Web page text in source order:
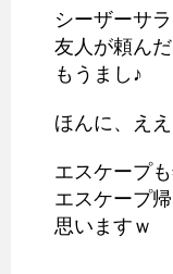
シーザーサ
友人が頼ん
もうまし♪
ほんに、え
エスケープ
エスケープ
思いますｗ